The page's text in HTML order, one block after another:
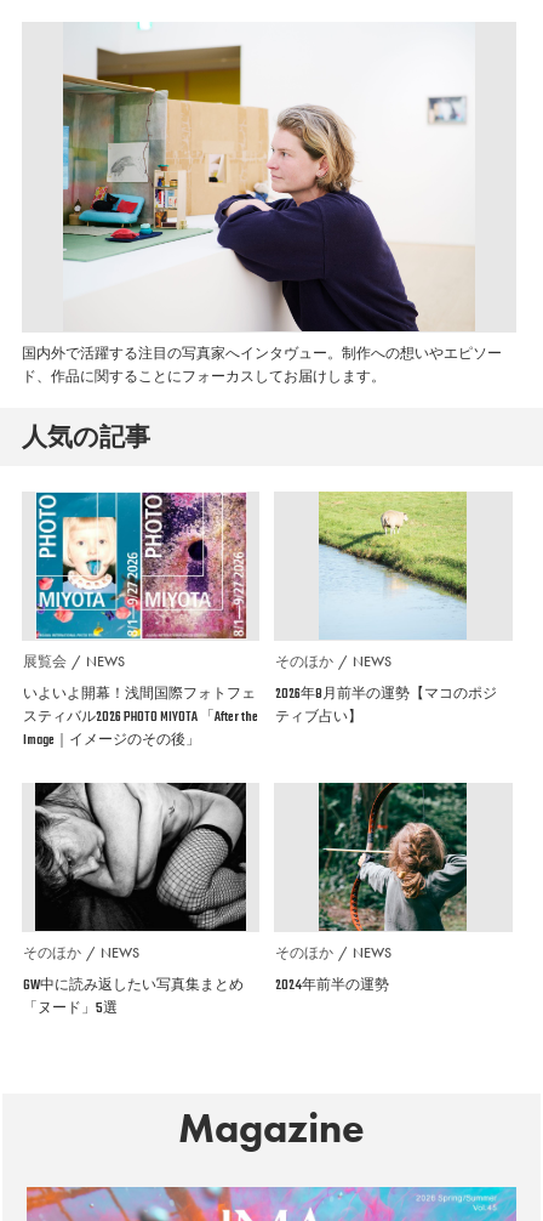
国内外で活躍する注目の写真家へインタヴュー。制作への想いやエピソー
ド、作品に関することにフォーカスしてお届けします。
人気の記事
展覧会 NEWS
いよいよ開幕！浅間国際フォトフェ
スティバル2026 PHOTO MIYOTA 「After the
Image｜イメージのその後」
そのほか NEWS
2026年8月前半の運勢【マコのポジ
ティブ占い】
そのほか NEWS
GW中に読み返したい写真集まとめ
「ヌード」5選
そのほか NEWS
2024年前半の運勢
Magazine